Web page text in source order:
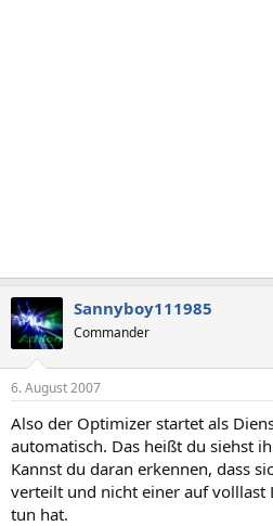
Sannyboy111985
Commander
6. August 2007
Also der Optimizer startet als
automatisch. Das heißt du siehst
Kannst du daran erkennen, dass
verteilt und nicht einer auf volllast
tun hat.